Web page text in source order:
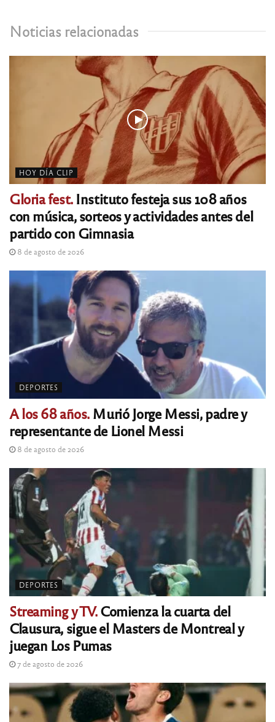
Noticias relacionadas
HOY DÍA CLIP
Gloria fest.Instituto festeja sus 108 años
con música, sorteos y actividades antes del
partido con Gimnasia
8 de agosto de 2026
DEPORTES
A los 68 años.Murió Jorge Messi, padre y
representante de Lionel Messi
8 de agosto de 2026
DEPORTES
Streaming y TV.Comienza la cuarta del
Clausura, sigue el Masters de Montreal y
juegan Los Pumas
7 de agosto de 2026